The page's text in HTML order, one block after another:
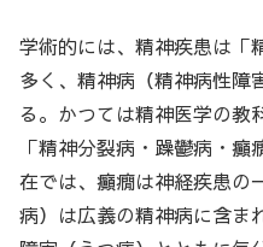
学術的には、精神疾患は「
多く、精神病（精神病性障
る。かつては精神医学の教
「精神分裂病・躁鬱病・
在では、癲癇は神経疾患の
病）は広義の精神病に含ま